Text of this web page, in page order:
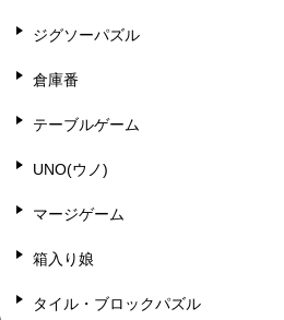
ジグソーパズル
倉庫番
テーブルゲーム
UNO(ウノ)
マージゲーム
箱入り娘
タイル・ブロックパズル